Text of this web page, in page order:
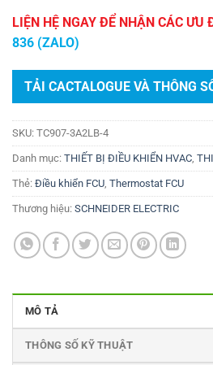
LIỆN HỆ NGAY ĐỂ NHẬN CÁC
836 (ZALO)
TẢI CACTALOGUE VÀ THÔNG
SKU: TC907-3A2LB-4
Danh mục: THIẾT BỊ ĐIỀU KHIỂN HVAC
Thẻ: Điều khiển FCU Thermostat FCU
Thương hiệu: SCHNEIDER ELECTRIC
MÔ TẢ
THÔNG SỐ KỸ THUẬT